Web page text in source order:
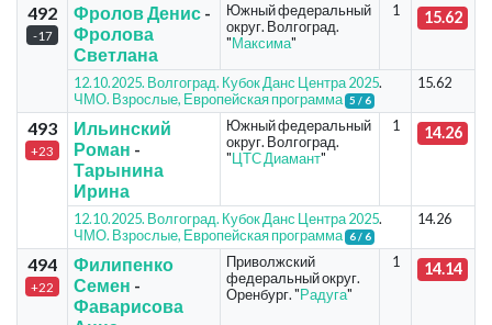
492
-17
Фролов Денис-
Фролова
Светлана
Южный федеральный
округ. Волгоград.
"Максима"
1 15.62
12.10.2025. Волгоград. Кубок Данс Центра 2025.
ЧМО. Взрослые, Европейская программа 5 / 6
15.62
493
+23
Ильинский
Роман -
Тарынина
Ирина
Южный федеральный
округ. Волгоград.
"ЦТС Диамант"
1 14.26
12.10.2025. Волгоград. Кубок Данс Центра 2025.
ЧМО. Взрослые, Европейская программа 6 / 6
14.26
494
+22
Филипенко
Семен -
Фаварисова
Приволжский
федеральный округ.
Оренбург. "Радуга"
1 14.14